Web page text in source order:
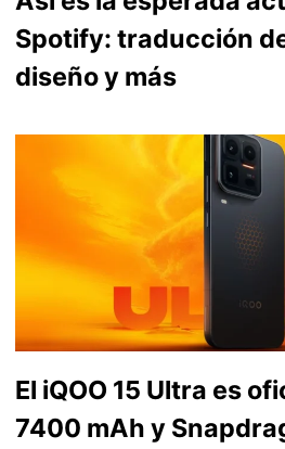
Spotify: traducción
diseño y más
El iQOO 15 Ultra es
7400 mAh y